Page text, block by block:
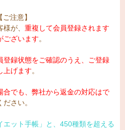
【ご注意】
が、 重複して会員登録されます
ございます。
登録状態をご確認のうえ、ご登録
上げます。
合でも、弊社から返金の対応はで
さい。
エット手帳」と、450種類を超える